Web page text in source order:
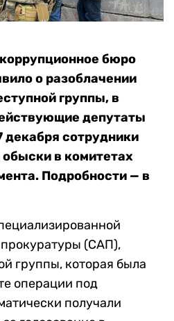
бюро
о разоблачении
группы, в
депутаты
сотрудники
в комитетах
Подробности — в
(САП),
группы, которая была
операции под
получали